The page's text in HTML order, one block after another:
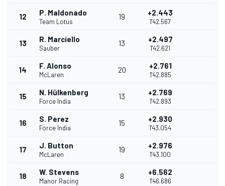
12 P. Maldonado
Team Lotus
19 +2.443
1'42.567
13 R. Marciello
Sauber
13 +2.497
1'42.621
14 F. Alonso
McLaren
20 +2.761
1'42.885
15 N. Hülkenberg
Force India
13 +2.769
1'42.893
16 S. Perez
Force India
15 +2.930
1'43.054
17 J. Button
McLaren
19 +2.976
1'43.100
18 W. Stevens
Manor Racing
8 +6.562
1'46.686